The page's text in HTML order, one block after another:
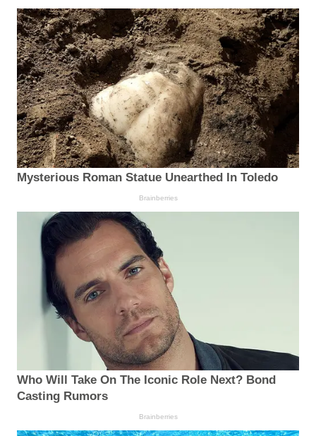
Mysterious Roman Statue Unearthed In Toledo
Brainberries
Who Will Take On The Iconic Role Next? Bond
Casting Rumors
Brainberries